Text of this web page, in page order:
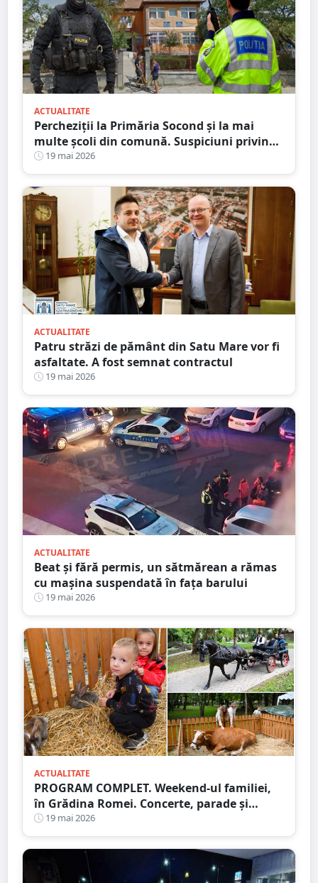
ACTUALITATE
Percheziții la Primăria Socond și la mai
multe școli din comună. Suspiciuni privind
fondurile pentru masa caldă și ajutoarele
sociale
19 mai 2026
ACTUALITATE
Patru străzi de pământ din Satu Mare vor fi
asfaltate. A fost semnat contractul
19 mai 2026
ACTUALITATE
Beat și fără permis, un sătmărean a rămas
cu mașina suspendată în fața barului
19 mai 2026
ACTUALITATE
PROGRAM COMPLET. Weekend-ul familiei,
în Grădina Romei. Concerte, parade și
concursuri pentru copii
19 mai 2026